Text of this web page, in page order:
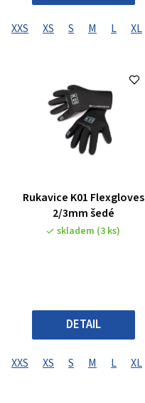
XXS XS S M L XL
Rukavice K01 Flexgloves
2/3mm šedé
skladem (3 ks)
DETAIL
XXS XS S M L XL